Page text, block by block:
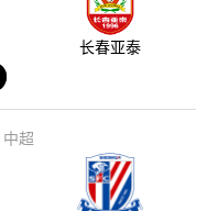
长春亚泰
中超